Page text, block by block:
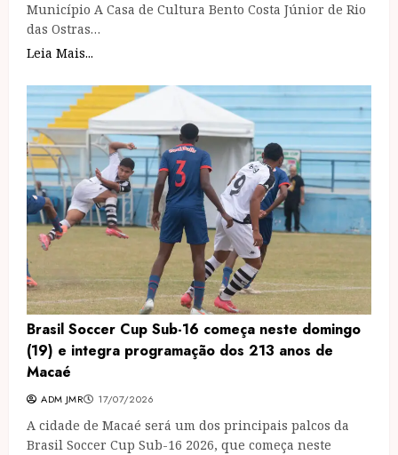
Município A Casa de Cultura Bento Costa Júnior de Rio
das Ostras…
Leia Mais...
Brasil Soccer Cup Sub-16 começa neste domingo
(19) e integra programação dos 213 anos de
Macaé
ADM JMR 17/07/2026
A cidade de Macaé será um dos principais palcos da
Brasil Soccer Cup Sub-16 2026, que começa neste